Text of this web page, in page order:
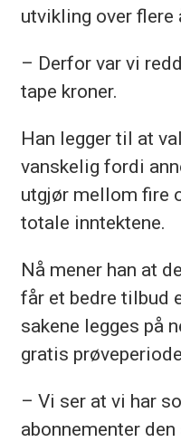
utvikling over flere
– Derfor var vi
tape kroner.
Han legger til at
vanskelig fordi
utgjør mellom fire
totale inntektene.
Nå mener han at
får et bedre tilbud
sakene legges på
gratis
– Vi ser at vi har
abonnementer